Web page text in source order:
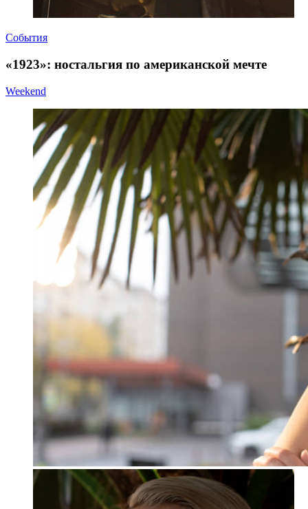
События
«1923»: ностальгия по американской мечте
Weekend